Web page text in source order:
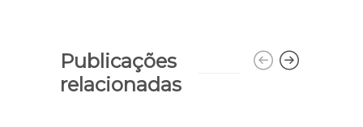
Publicações
relacionadas